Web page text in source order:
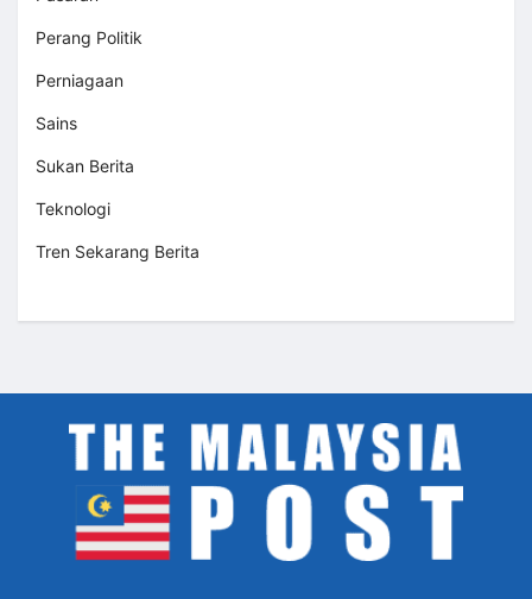
Perang Politik
Perniagaan
Sains
Sukan Berita
Teknologi
Tren Sekarang Berita